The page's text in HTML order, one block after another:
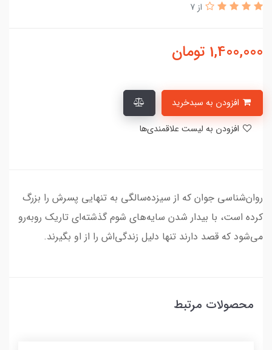
از 7
1,400,000 تومان
روان‌شناسی جوان که از سیزده‌سالگی به تنهایی پسرش را بزرگ
کرده است، با بیدار شدن سایه‌های شوم گذشته‌ای تاریک روبه‌رو
می‌شود که قصد دارند تنها دلیل زندگی‌اش را از او بگیرند.
محصولات مرتبط